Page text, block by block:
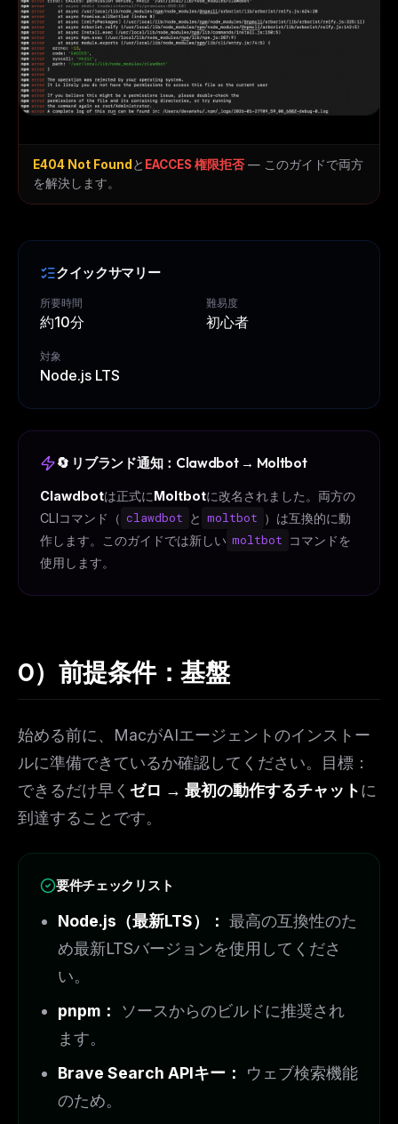
E404 Not Found と EACCES 権限拒否— このガイドで両方
を解決します。
クイックサマリー
所要時間
約10分
難易度
初心者
対象
Node.js LTS
🔄 リブランド通知：Clawdbot → Moltbot
Clawdbotは正式にMoltbotに改名されました。両方の
CLIコマンド（ clawdbot と moltbot ）は互換的に動
作します。このガイドでは新しい moltbot コマンドを
使用します。
0）前提条件：基盤
始める前に、MacがAIエージェントのインストー
ルに準備できているか確認してください。目標：
できるだけ早く ゼロ → 最初の動作するチャットに
到達することです。
要件チェックリスト
Node.js（最新LTS）： 最高の互換性のた
め最新LTSバージョンを使用してくださ
い。
pnpm：
ソースからのビルドに推奨され
ます。
Brave Search APIキー：
ウェブ検索機能
のため。